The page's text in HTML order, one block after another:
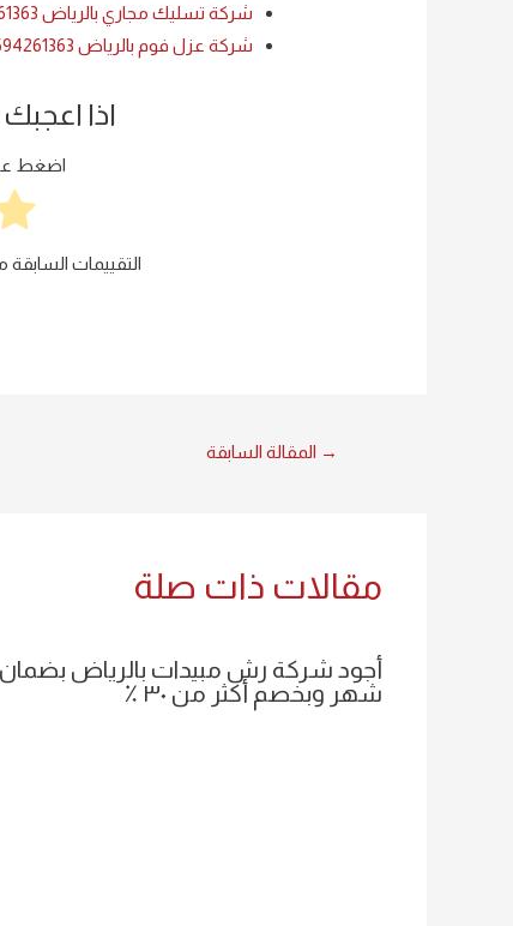
شركة تسليك مجاري بالرياض 0594261363
شركة عزل فوم بالرياض 0594261363 بخصم 25 %
اذا
اضغط
التقييمات السابقة
→ المقالة السابقة
مقالات ذات صلة
شهر وبخصم أكثر من ٣٠ ٪